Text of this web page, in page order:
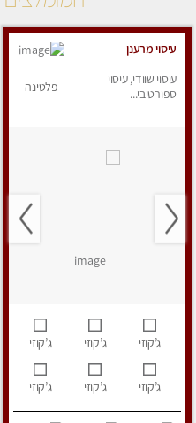
עיסוי מרענן
עיסוי שוודי, עיסוי
ספורטיבי...
פלטינה
ג’קוזי ג’קוזי ג’קוזי
ג’קוזי ג’קוזי ג’קוזי